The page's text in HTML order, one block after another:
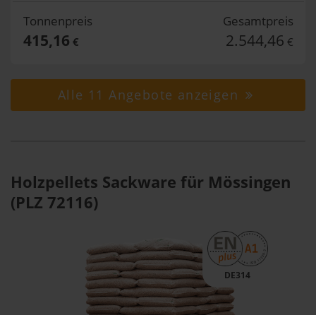
Tonnenpreis
415,16 €
Gesamtpreis
2.544,46 €
Alle 11 Angebote anzeigen
Holzpellets Sackware für Mössingen
(PLZ 72116)
DE314